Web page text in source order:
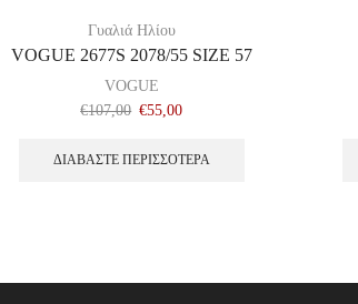
Γυαλιά Ηλίου
VOGUE 2677S 2078/55 SIZE 57
VOGUE
€107,00 €55,00
ΔΙΑΒΆΣΤΕ ΠΕΡΙΣΣΌΤΕΡΑ